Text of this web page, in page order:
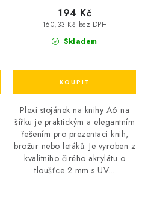
Skladem
160,33 Kč bez DPH
194 Kč
Plexi stojánek na knihy A6 na
šířku je praktickým a elegantním
řešením pro prezentaci knih,
brožur nebo letáků. Je vyroben z
kvalitního čirého akrylátu o
tloušťce 2 mm s UV...